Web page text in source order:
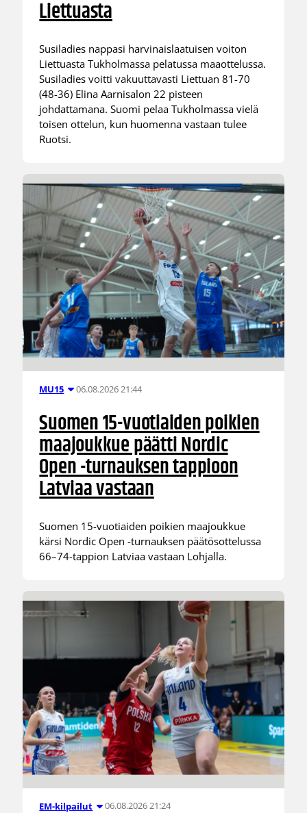
Liettuasta
Susiladies nappasi harvinaislaatuisen voiton
Liettuasta Tukholmassa pelatussa maaottelussa.
Susiladies voitti vakuuttavasti Liettuan 81-70
(48-36) Elina Aarnisalon 22 pisteen
johdattamana. Suomi pelaa Tukholmassa vielä
toisen ottelun, kun huomenna vastaan tulee
Ruotsi.
MU15 06.08.2026 21:44
Suomen 15-vuotiaiden poikien
maajoukkue päätti Nordic
Open -turnauksen tappioon
Latviaa vastaan
Suomen 15-vuotiaiden poikien maajoukkue
kärsi Nordic Open -turnauksen päätösottelussa
66–74-tappion Latviaa vastaan Lohjalla.
EM-kilpailut 06.08.2026 21:24